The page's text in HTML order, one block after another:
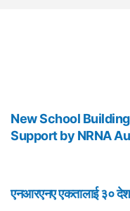
New School
Support by NRNA
एनआरएनए एकतालाई ३०